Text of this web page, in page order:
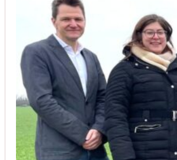
Unsere Kunden vertrauen auf unsere
Christoph Windisch
aus unseren Google-Bewertungen
Vom Anbot bis zur Fertigstellung
(Umbau) wurde besprochen und